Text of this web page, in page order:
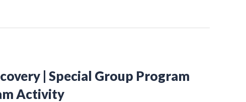
| Special Group Program
Activity